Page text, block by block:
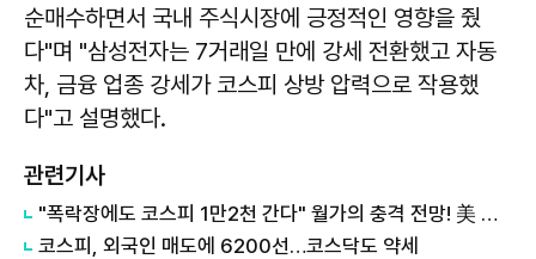
순매수하면서 국내 주식시장에 긍정적인 영향을 줬
다"며 "삼성전자는 7거래일 만에 강세 전환했고 자동
차, 금융 업종 강세가 코스피 상방 압력으로 작용했
다"고 설명했다.
관련기사
"폭락장에도 코스피 1만2천 간다" 월가의 충격 전망! 美 반도체 15% 관세 폭탄·7조 빚 경기도 세수 전쟁까지
코스피, 외국인 매도에 6200선…코스닥도 약세